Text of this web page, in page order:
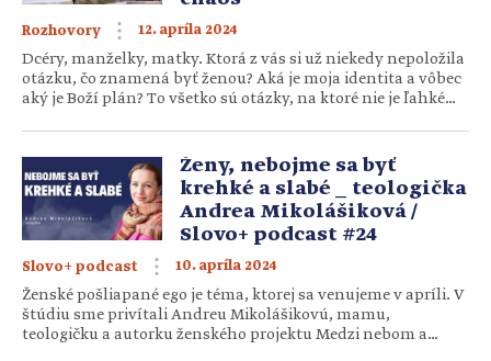
Rozhovory 12. apríla 2024
Dcéry, manželky, matky. Ktorá z vás si už niekedy nepoložila
otázku, čo znamená byť ženou? Aká je moja identita a vôbec
aký je Boží plán? To všetko sú otázky, na ktoré nie je ľahké
Marana Tha konferenciu s názvom Krása ženy, ktorá ponúka
odpoveď aj na tieto otázky. S jednou z organizátoriek […]
Ženy, nebojme sa byť
krehké a slabé _ teologička
Andrea Mikolášiková /
Slovo+ podcast #24
Slovo+ podcast 10. apríla 2024
Ženské pošliapané ego je téma, ktorej sa venujeme v apríli. V
štúdiu sme privítali Andreu Mikolášikovú, mamu,
teologičku a autorku ženského projektu Medzi nebom a